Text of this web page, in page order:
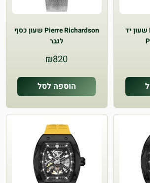
Pierre Richardson שעון יד
Pierre Richardson שעון כסף
לגבר
₪820
הוספה לסל